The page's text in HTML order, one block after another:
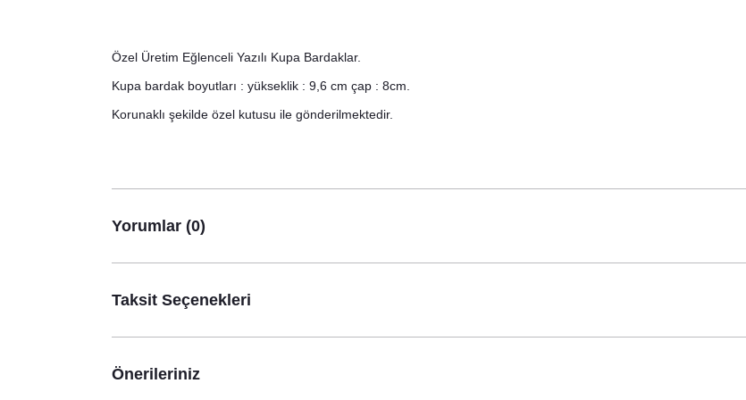
Özel Üretim Eğlenceli Yazılı Kupa Bardaklar.
Kupa bardak boyutları : yükseklik : 9,6 cm çap : 8cm.
Korunaklı şekilde özel kutusu ile gönderilmektedir.
Yorumlar (0)
Taksit Seçenekleri
Önerileriniz